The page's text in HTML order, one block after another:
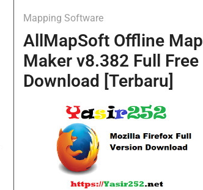
Mapping Software
AllMapSoft Offline Map
Maker v8.382 Full Free
Download [Terbaru]